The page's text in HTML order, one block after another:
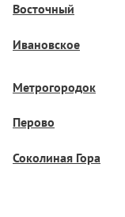
Восточный
Ивановское
Метрогородок
Перово
Соколиная Гора